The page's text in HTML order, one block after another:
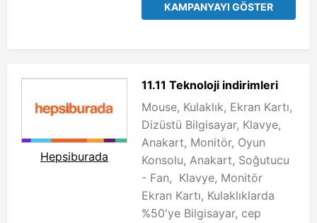
KAMPANYAYI GÖSTER
Hepsiburada
11.11 Teknoloji indirimleri
Mouse, Kulaklık, Ekran Kartı,
Dizüstü Bilgisayar, Klavye,
Anakart, Monitör, Oyun
Konsolu, Anakart, Soğutucu
- Fan, Klavye, Monitör
Ekran Kartı, Kulaklıklarda
%50'ye Bilgisayar, cep